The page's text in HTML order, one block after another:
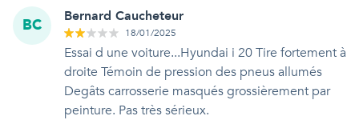
BC Bernard Caucheteur
18/01/2025
Essai d une voiture...Hyundai i 20 Tire fortement à
droite Témoin de pression des pneus allumés
Degâts carrosserie masqués grossièrement par
peinture. Pas très sérieux.